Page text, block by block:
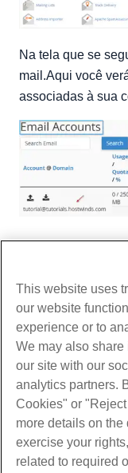
Na tela que se
mail.Aqui você
associadas à sua
Produtos
Hospedagem na web
Hospedagem
Revendedor com
Serviços
Migrações de sites
Comunidade
Documentação do
Companhia
This website uses
our website
experience or to
We may also
our site with our
analytics partners.
Cookies" or
more details on
exercise your
related to required